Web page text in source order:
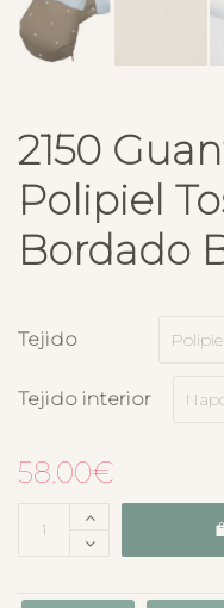
2150
Polipiel
Bordado
Tejido
Tejido interior
58.00€